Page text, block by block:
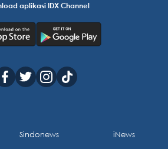
aplikasi IDX Channel
Sindonews
iNews